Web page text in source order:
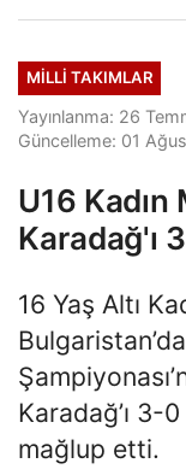
MILLI TAKIMLAR
Yayınlanma: 26
Güncelleme: 01
U16 Kadın
Karadağ'ı
16 Yaş Altı
Karadağ’ı
mağlup etti.